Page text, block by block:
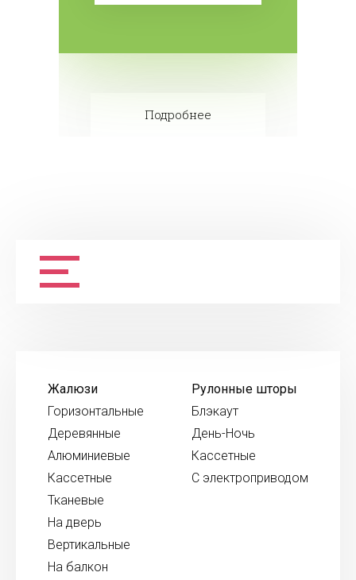
Подробнее
Жалюзи
Горизонтальные
Деревянные
Алюминиевые
Кассетные
Тканевые
На дверь
Вертикальные
На балкон
Рулонные шторы
Блэкаут
День-Ночь
Кассетные
С электроприводом